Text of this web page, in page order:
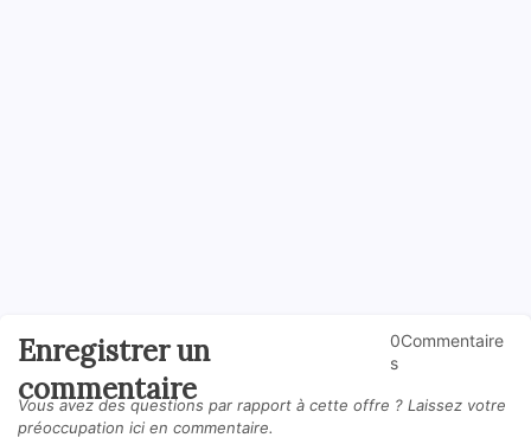
Enregistrer un
commentaire
0Commentaire
s
Vous avez des questions par rapport à cette offre ? Laissez votre
préoccupation ici en commentaire.